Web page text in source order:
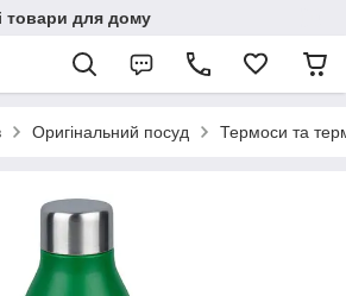
товари для дому
Оригінальний посуд Термоси та